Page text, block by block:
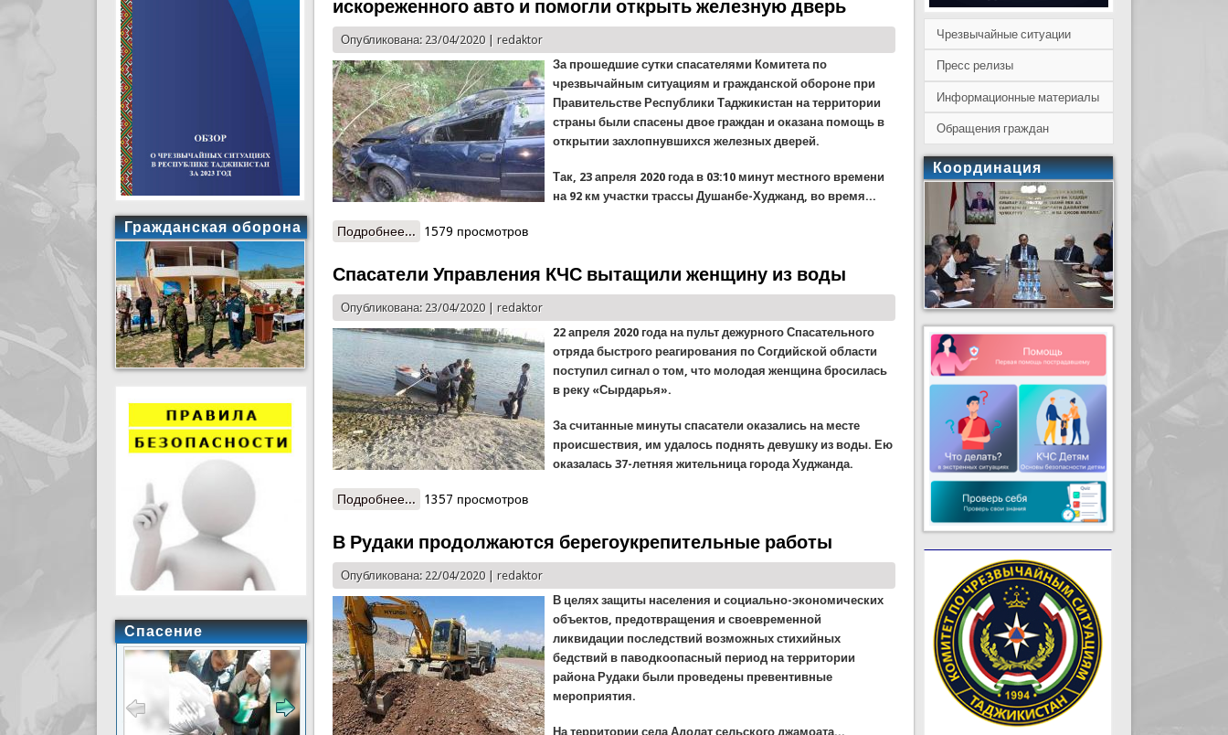
искореженного авто и помогли открыть железную дверь
Опубликована: 23/04/2020 |redaktor
За прошедшие сутки спасателями Комитета по
чрезвычайным ситуациям и гражданской обороне при
Правительстве Республики Таджикистан на территории
страны были спасены двое граждан и оказана помощь в
открытии захлопнувшихся железных дверей.
Так, 23 апреля 2020 года в 03:10 минут местного времени
на 92 км участки трассы Душанбе-Худжанд, во время...
Подробнее... о Спасатели КЧС за прошедшие сутки спасли двоих граждан из искореженного авто и помогли открыть железную
1579 просмотров
Спасатели Управления КЧС вытащили женщину из воды
Опубликована: 23/04/2020 |redaktor
22 апреля 2020 года на пульт дежурного Спасательного
отряда быстрого реагирования по Согдийской области
поступил сигнал о том, что молодая женщина бросилась
в реку «Сырдарья».
За считанные минуты спасатели оказались на месте
происшествия, им удалось поднять девушку из воды. Ею
оказалась 37-летняя жительница города Худжанда.
Подробнее... о Спасатели Управления КЧС вытащили женщину из воды
1357 просмотров
В Рудаки продолжаются берегоукрепительные работы
Опубликована: 22/04/2020 |redaktor
В целях защиты населения и социально-экономических
объектов, предотвращения и своевременной
ликвидации последствий возможных стихийных
бедствий в паводкоопасный период на территории
района Рудаки были проведены превентивные
мероприятия.
На территории села Адолат сельского джамоата...
Гражданская оборона
Спасение
Чрезвычайные ситуации
Пресс релизы
Информационные материалы
Обращения граждан
Координация